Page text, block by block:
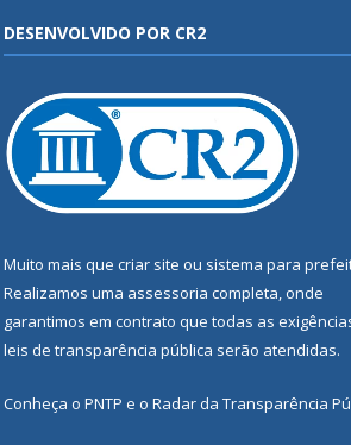
DESENVOLVIDO POR CR2
Muito mais que criar site ou sistema para
Realizamos uma assessoria completa, onde
garantimos em contrato que todas as
leis de transparência pública serão atendidas.
Conheça o PNTP e o Radar da Transparência